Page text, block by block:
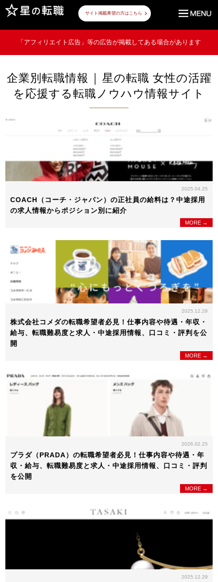
サイト掲載希望の方はこちら
「アフィリエイト広告」等の広告が掲載してある場合があります
企業別転職情報 | 星の転職 女性の活躍
を応援する転職ノウハウ情報サイト
2025.04.25
COACH（コーチ・ジャパン）の正社員の給料は？中途採用
の求人情報からポジション別に紹介
MORE →
2025.12.29
株式会社コメダの転職希望者必見！仕事内容や待遇・年収・
給与、転職難易度と求人・中途採用情報、口コミ・評判を公
開
MORE →
2026.02.25
プラダ（PRADA）の転職希望者必見！仕事内容や待遇・年
収・給与、転職難易度と求人・中途採用情報、口コミ・評判
を公開
MORE →
2025.12.29